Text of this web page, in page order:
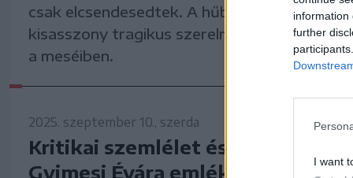
information
further
I want
csak elcsendesedtek. A hűbérurak, a
kisasszony tragikus szerelmének története
a meséiben.
2025. szeptember 10., szerda
Kritikai szemlélet és
Gyimesi Évára emlékezünk